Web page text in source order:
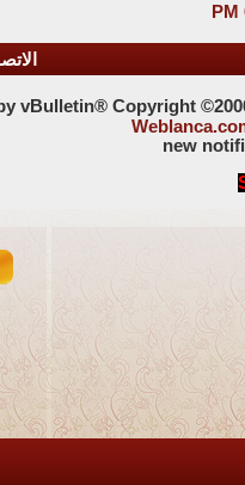
vBulletin® Copyright
new